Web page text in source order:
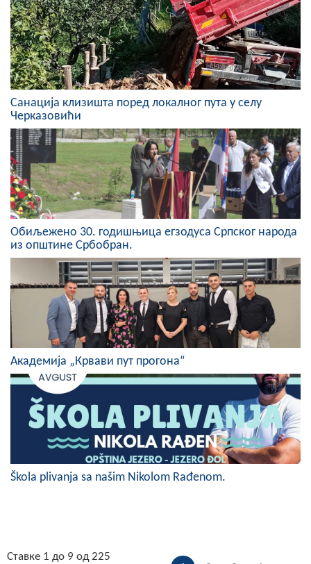
ФИНАНСИЈЕ
ПРИВРЕДА
Пољопривреда
Туризам
Спорт
ЦИВИЛНА ЗАШТИТА
КОНТАКТ
Санација клизишта поред локалног пута у селу
Черказовићи
Обиљежено 30. годишњица егзодуса Српског народа
из општине Србобран.
Академија „Крвави пут прогона“
Škola plivanja sa našim Nikolom Rađenom.
Ставке 1 до 9 од 225